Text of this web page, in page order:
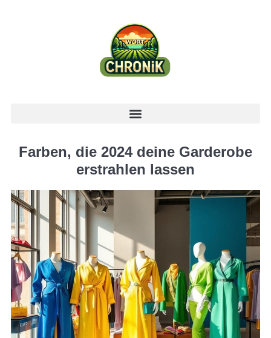
Farben, die 2024 deine Garderobe
erstrahlen lassen